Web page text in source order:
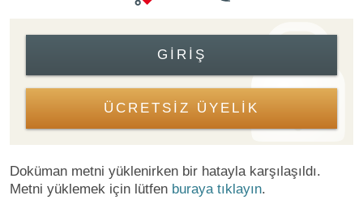
GIRIŞ
ÜCRETSİZ ÜYELİK
Doküman metni yüklenirken bir hatayla karşılaşıldı.
Metni yüklemek için lütfen buraya tıklayın.